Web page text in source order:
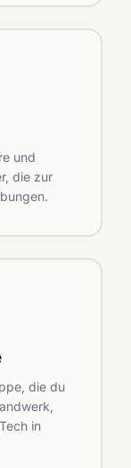
und
die zur
die du
in